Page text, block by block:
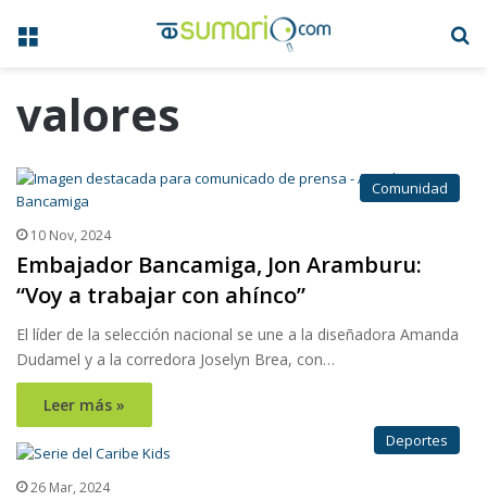
Menú
valores
Comunidad
10 Nov, 2024
Embajador Bancamiga, Jon Aramburu:
“Voy a trabajar con ahínco”
El líder de la selección nacional se une a la diseñadora Amanda
Dudamel y a la corredora Joselyn Brea, con…
Leer más »
Deportes
26 Mar, 2024